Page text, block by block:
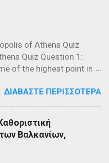
of Athens Quiz
Quiz Question 1:
of the highest point in
Acropolis Hill Question
following is NOT a
Acropolis? a) The
Propylaea c) The
3: Who designed
Ictinus and Callicrates
ΔΙΑΒΆΣΤΕ ΠΕΡΙΣΣΌΤΕΡΑ
Βαλκανίων,